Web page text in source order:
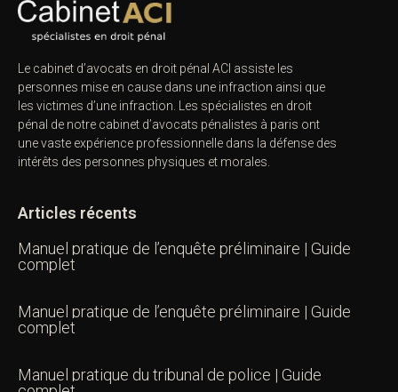
Le cabinet d’avocats en droit pénal ACI assiste les
personnes mise en cause dans une infraction ainsi que
les victimes d’une infraction. Les spécialistes en droit
pénal de notre cabinet d’avocats pénalistes à paris ont
une vaste expérience professionnelle dans la défense des
intérêts des personnes physiques et morales.
Articles récents
Manuel pratique de l’enquête préliminaire | Guide
complet
Manuel pratique de l’enquête préliminaire | Guide
complet
Manuel pratique du tribunal de police | Guide